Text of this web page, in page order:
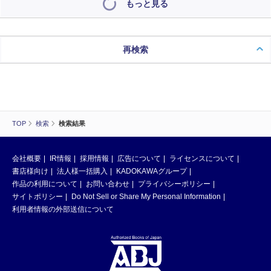
TOP 検索 検索結果
もっと見る
再検索
会社概要 IR情報 採用情報 広告について
ライセンスについて
書店様向け
法人様一括購入
KADOKAWAグループ
作品の利用について
お問い合わせ
プライバシーポリシー
サイトポリシー
Do Not Sell or Share My Personal Information
利用者情報の外部送信について